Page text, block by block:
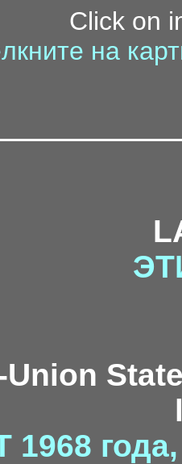
Click on
на
Union
1968